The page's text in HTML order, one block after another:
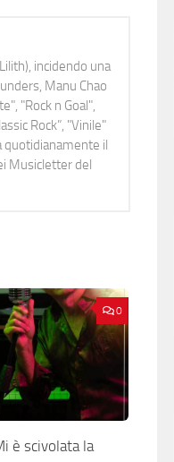
incidendo una
Manu Chao
"Rock n Goal",
Rock”, "Vinile"
quotidianamente il
Musicletter del
0
è scivolata la